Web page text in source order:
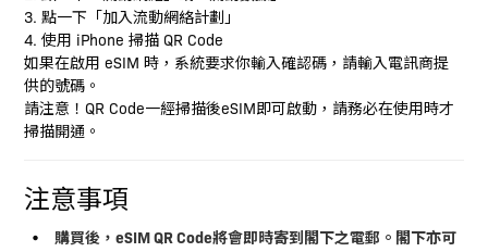
3. 點一下「加入流動網絡計劃」
4. 使用 iPhone 掃描 QR Code
如果在啟用 eSIM 時，系統要求你輸入確認碼，請輸入電訊商提
供的號碼。
請注意！QR Code一經掃描後eSIM即可啟動，請務必在使用時才
掃描開通。
注意事項
購買後，eSIM QR Code將會即時寄到閣下之電郵。閣下亦可